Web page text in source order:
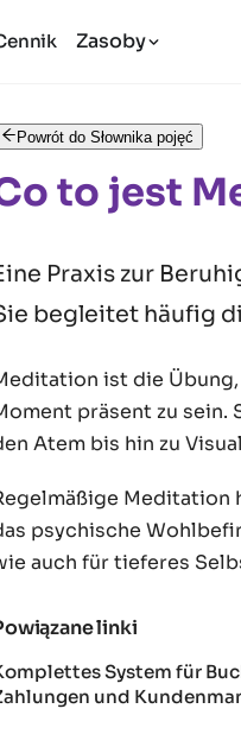
Zasoby
Powrót do Słownika pojęć
to jest
Praxis zur
begleitet häufig
ist die
präsent zu sein.
Atem bis hin zu
Meditation
psychische
auch für tieferes
linki
System für
und